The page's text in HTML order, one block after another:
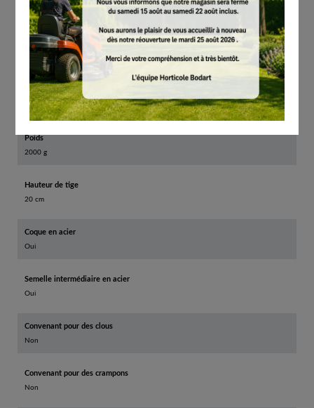
Taille
48
Poids
2000 g
Hauteur de tige
20 cm
Coque en acier
Oui
Semelle intermédiaire en acier
Oui
Convenant pour des clous
Non
Convenant pour des crampons
Non